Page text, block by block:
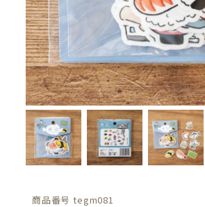
商品番号 tegm081